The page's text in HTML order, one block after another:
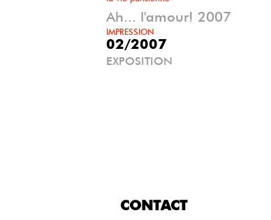
Ah... l'amour! 2007
IMPRESSION
02/2007
EXPOSITION
CONTACT